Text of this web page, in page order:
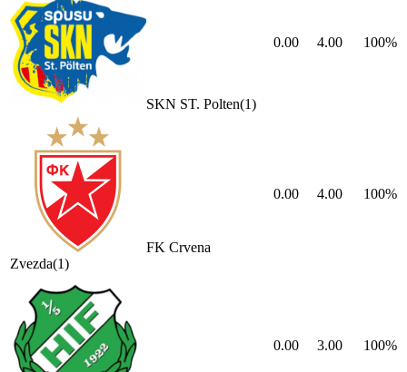
SKN ST. Polten(1)
0.00 4.00 100%
FK Crvena
Zvezda(1)
0.00 4.00 100%
0.00 3.00 100%